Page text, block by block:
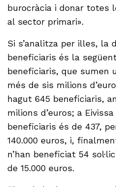
burocràcia i donar totes
al sector primari».
Si s’analitza per illes, la
beneficiaris és la
beneficiaris, que sumen
més de sis milions
hagut 645 beneficiaris,
milions d’euros; a
beneficiaris és de 437,
140.000 euros, i,
n’han beneficiat 54
de 15.000 euros.